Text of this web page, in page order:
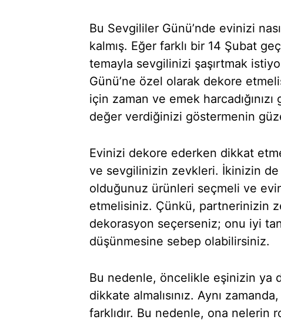
Bu Sevgililer Günü’nde evinizi
kalmış. Eğer farklı bir 14 Şubat
temayla sevgilinizi şaşırtmak
Günü’ne özel olarak dekore
için zaman ve emek
değer verdiğinizi göstermenin
Evinizi dekore ederken dikkat
ve sevgilinizin zevkleri. İkinizin
olduğunuz ürünleri seçmeli ve
etmelisiniz. Çünkü, partnerinizin
dekorasyon seçerseniz; onu iyi
düşünmesine sebep olabilirsiniz.
Bu nedenle, öncelikle eşinizin ya
dikkate almalısınız. Aynı
farklıdır. Bu nedenle, ona